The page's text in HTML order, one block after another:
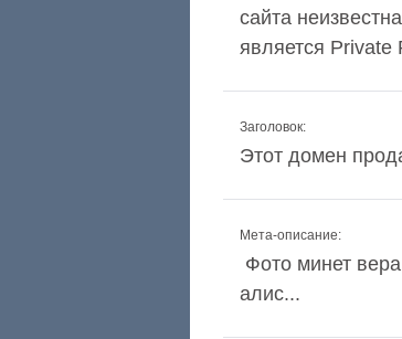
сайта
является Private
Заголовок:
Этот домен
Мета-описание:
Фото минет
алис...